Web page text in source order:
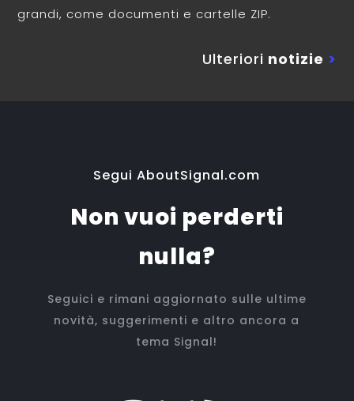
grandi, come documenti e cartelle ZIP.
Ulteriori notizie >
Segui AboutSignal.com
Non vuoi perderti
nulla?
Seguici e rimani aggiornato sulle ultime
novità, suggerimenti e altro ancora a
tema Signal!